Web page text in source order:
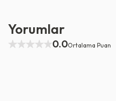
Yorumlar
0.0Ortalama Puan